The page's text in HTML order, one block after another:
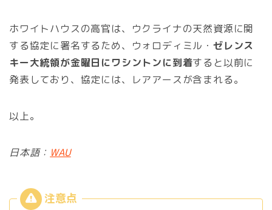
ホワイトハウスの高官は、ウクライナの天然資源に関
する協定に署名するため、ウォロディミル・ ゼレンス
キー大統領が金曜日にワシントンに到着すると以前に
発表しており、協定には、レアアースが含まれる。
以上。
日本語： WAU